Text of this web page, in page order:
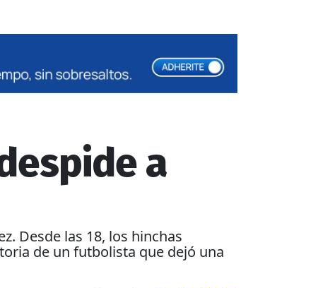
a
Desde las 18, los hinchas
de un futbolista que dejó una